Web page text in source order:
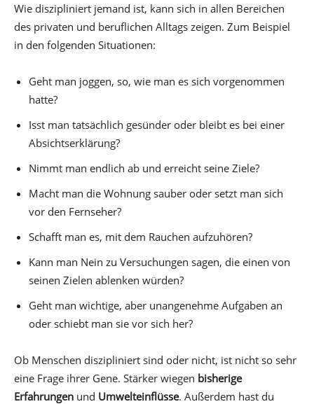
Wie diszipliniert jemand ist, kann sich in allen Bereichen
des privaten und beruflichen Alltags zeigen. Zum Beispiel
in den folgenden Situationen:
Geht man joggen, so, wie man es sich vorgenommen
hatte?
Isst man tatsächlich gesünder oder bleibt es bei einer
Absichtserklärung?
Nimmt man endlich ab und erreicht seine Ziele?
Macht man die Wohnung sauber oder setzt man sich
vor den Fernseher?
Schafft man es, mit dem Rauchen aufzuhören?
Kann man Nein zu Versuchungen sagen, die einen von
seinen Zielen ablenken würden?
Geht man wichtige, aber unangenehme Aufgaben an
oder schiebt man sie vor sich her?
Ob Menschen diszipliniert sind oder nicht, ist nicht so sehr
eine Frage ihrer Gene. Stärker wiegen bisherige
Erfahrungen und Umwelteinflüsse. Außerdem hast du